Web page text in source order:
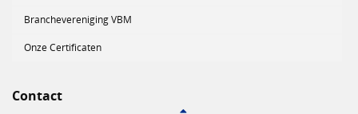
Branchevereniging VBM
Onze Certificaten
Contact